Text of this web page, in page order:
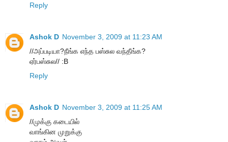
Reply
Ashok D November 3, 2009 at 11:23 AM
//அப்படியா?நீங்க எந்த பஸ்சுல வந்தீங்க?
ஏர்பஸ்சுல// :B
Reply
Ashok D November 3, 2009 at 11:25 AM
//முக்கு கடையில்
வாங்கின முறுக்கு